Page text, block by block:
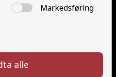
52 70 87 90
post@haugaland-as.no